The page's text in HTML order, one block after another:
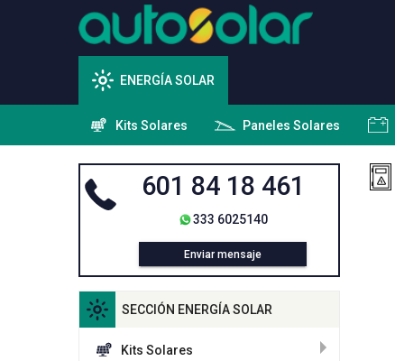
ENERGÍA SOLAR
Kits Solares Paneles Solares
601 84 18 461
333 6025140
Enviar mensaje
SECCIÓN ENERGÍA SOLAR
Kits Solares